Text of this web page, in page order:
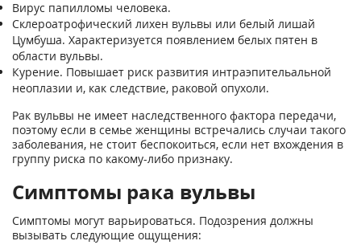
Вирус папилломы человека.
Склероатрофический лихен вульвы или белый лишай
Цумбуша. Характеризуется появлением белых пятен в
области вульвы.
Курение. Повышает риск развития интраэпительальной
неоплазии и, как следствие, раковой опухоли.
Рак вульвы не имеет наследственного фактора передачи,
поэтому если в семье женщины встречались случаи такого
заболевания, не стоит беспокоиться, если нет вхождения в
группу риска по какому-либо признаку.
Симптомы рака вульвы
Симптомы могут варьироваться. Подозрения должны
вызывать следующие ощущения: